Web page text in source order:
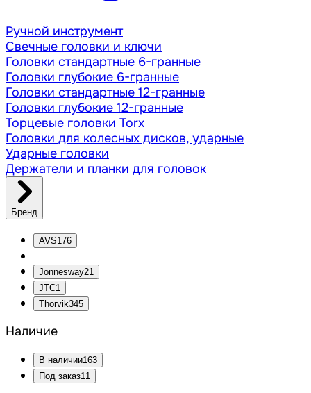
Ручной инструмент
Свечные головки и ключи
Головки стандартные 6-гранные
Головки глубокие 6-гранные
Головки стандартные 12-гранные
Головки глубокие 12-гранные
Торцевые головки Torx
Головки для колесных дисков, ударные
Ударные головки
Держатели и планки для головок
Бренд
AVS176
Jonnesway21
JTC1
Thorvik345
Наличие
В наличии163
Под заказ11